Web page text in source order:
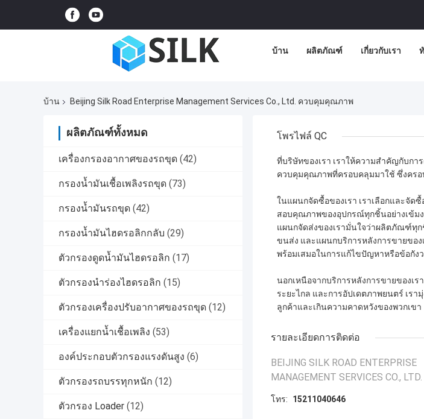
บ้าน ผลิตภัณฑ์ เกี่ยวกับเรา
บ้าน Beijing Silk Road Enterprise Management Services Co., Ltd. ควบคุมคุณภาพ
ผลิตภัณฑ์ทั้งหมด
เครื่องกรองอากาศของรถขุด (42)
กรองน้ำมันเชื้อเพลิงรถขุด (73)
กรองน้ำมันรถขุด (42)
กรองน้ำมันไฮดรอลิกกลับ (29)
ตัวกรองดูดน้ำมันไฮดรอลิก (17)
ตัวกรองนำร่องไฮดรอลิก (15)
ตัวกรองเครื่องปรับอากาศของรถขุด (12)
เครื่องแยกน้ำเชื้อเพลิง (53)
องค์ประกอบตัวกรองแรงดันสูง (6)
ตัวกรองรถบรรทุกหนัก (12)
ตัวกรอง Loader (12)
โพรไฟล์ QC
ที่บริษัทของเรา เราให้ความสำคัญกับก
ควบคุมคุณภาพที่ครอบคลุมมาใช้ ซึ่งคร
ในแผนกจัดซื้อของเรา เราเลือกและจัด
สอบคุณภาพของอุปกรณ์ทุกชิ้นอย่างเข้ม
แผนกจัดส่งของเรามั่นใจว่าผลิตภัณฑ์ทุ
ขนส่ง และแผนกบริการหลังการขายขอ
พร้อมเสมอในการแก้ไขปัญหาหรือข้อกัง
นอกเหนือจากบริการหลังการขายของเร
ระยะไกล และการอัปเดตภาพยนตร์ เ
ลูกค้าและเกินความคาดหวังของพวกเขา
รายละเอียดการติดต่อ
BEIJING SILK ROAD ENTERPRISE
MANAGEMENT SERVICES CO., LTD.
โทร: 15211040646